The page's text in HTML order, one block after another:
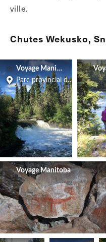
ville.
Chutes Wekusko,
Voyage Manitoba
Parc provincial des chutes
Voyage Manitoba